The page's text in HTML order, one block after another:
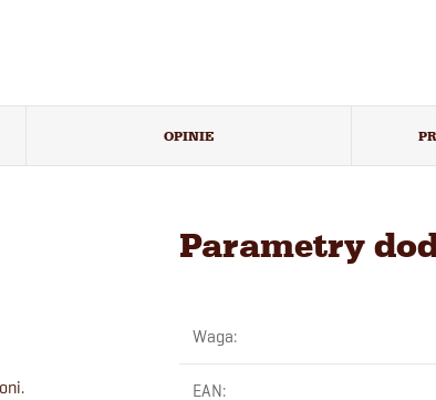
OPINIE
Parametry
Waga:
EAN: